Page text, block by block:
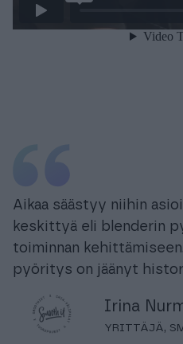
Aikaa säästyy niihin
keskittyä eli blenderin
toiminnan
pyöritys on jäänyt
Irina
YRITTÄJÄ,